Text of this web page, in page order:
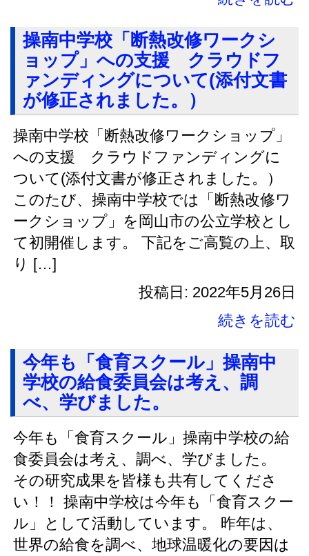
操南中学校「断熱改修ワークシ
ョップ」への支援 クラウドフ
ァンディングについて(添付文書
が修正されました。）
操南中学校「断熱改修ワークショップ」
への支援 クラウドファンディングに
ついて(添付文書が修正されました。）
このたび、操南中学校では「断熱改修ワ
ークショップ」を岡山市の公立学校とし
て初開催します。 下記をご高覧の上、取
り […]
投稿日: 2022年5月26日
続きを読む
今年も「食育スクール」操南中
学校の給食委員会は考え、調
べ、学びました。
今年も「食育スクール」操南中学校の給
食委員会は考え、調べ、学びました。
その研究成果を皆様も共有してくださ
い！！ 操南中学校は今年も「食育スクー
ル」として活動しています。 昨年は、
世界の給食を調べ、地球温暖化の要因は